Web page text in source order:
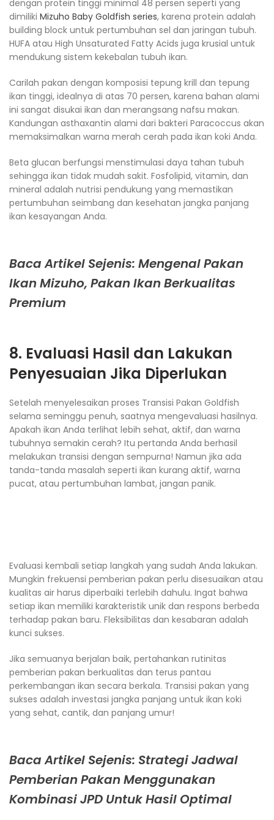
dengan protein tinggi minimal 48 persen seperti yang
dimiliki Mizuho Baby Goldfish series, karena protein adalah
building block untuk pertumbuhan sel dan jaringan tubuh.
HUFA atau High Unsaturated Fatty Acids juga krusial untuk
mendukung sistem kekebalan tubuh ikan.
Carilah pakan dengan komposisi tepung krill dan tepung
ikan tinggi, idealnya di atas 70 persen, karena bahan alami
ini sangat disukai ikan dan merangsang nafsu makan.
Kandungan asthaxantin alami dari bakteri Paracoccus akan
memaksimalkan warna merah cerah pada ikan koki Anda.
Beta glucan berfungsi menstimulasi daya tahan tubuh
sehingga ikan tidak mudah sakit. Fosfolipid, vitamin, dan
mineral adalah nutrisi pendukung yang memastikan
pertumbuhan seimbang dan kesehatan jangka panjang
ikan kesayangan Anda.
Baca Artikel Sejenis: Mengenal Pakan
Ikan Mizuho, Pakan Ikan Berkualitas
Premium
8. Evaluasi Hasil dan Lakukan
Penyesuaian Jika Diperlukan
Setelah menyelesaikan proses Transisi Pakan Goldfish
selama seminggu penuh, saatnya mengevaluasi hasilnya.
Apakah ikan Anda terlihat lebih sehat, aktif, dan warna
tubuhnya semakin cerah? Itu pertanda Anda berhasil
melakukan transisi dengan sempurna! Namun jika ada
tanda-tanda masalah seperti ikan kurang aktif, warna
pucat, atau pertumbuhan lambat, jangan panik.
Evaluasi kembali setiap langkah yang sudah Anda lakukan.
Mungkin frekuensi pemberian pakan perlu disesuaikan atau
kualitas air harus diperbaiki terlebih dahulu. Ingat bahwa
setiap ikan memiliki karakteristik unik dan respons berbeda
terhadap pakan baru. Fleksibilitas dan kesabaran adalah
kunci sukses.
Jika semuanya berjalan baik, pertahankan rutinitas
pemberian pakan berkualitas dan terus pantau
perkembangan ikan secara berkala. Transisi pakan yang
sukses adalah investasi jangka panjang untuk ikan koki
yang sehat, cantik, dan panjang umur!
Baca Artikel Sejenis: Strategi Jadwal
Pemberian Pakan Menggunakan
Kombinasi JPD Untuk Hasil Optimal